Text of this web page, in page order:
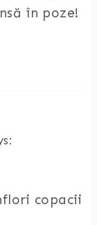
în poze!
copacii